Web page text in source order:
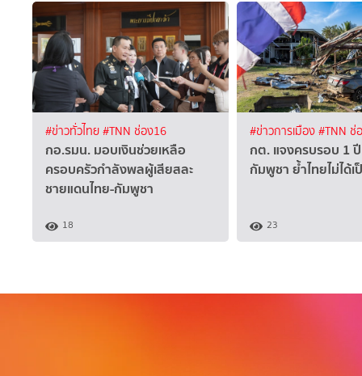
#ข่าวทั่วไทย#TNN ช่อง16
กอ.รมน. มอบเงินช่วยเหลือ
ครอบครัวกำลังพลผู้เสียสละ
ชายแดนไทย-กัมพูชา
18
#ข่าวการเมือง#TNN ช่
กต. แจงครบรอบ 1 ปี
กัมพูชา ย้ำไทยไม่ได้เ
23